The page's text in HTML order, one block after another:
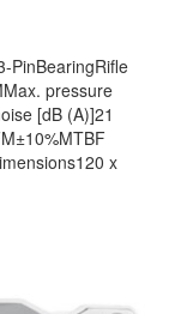
PinBearingRifle
pressure
[dB (A)]21
x